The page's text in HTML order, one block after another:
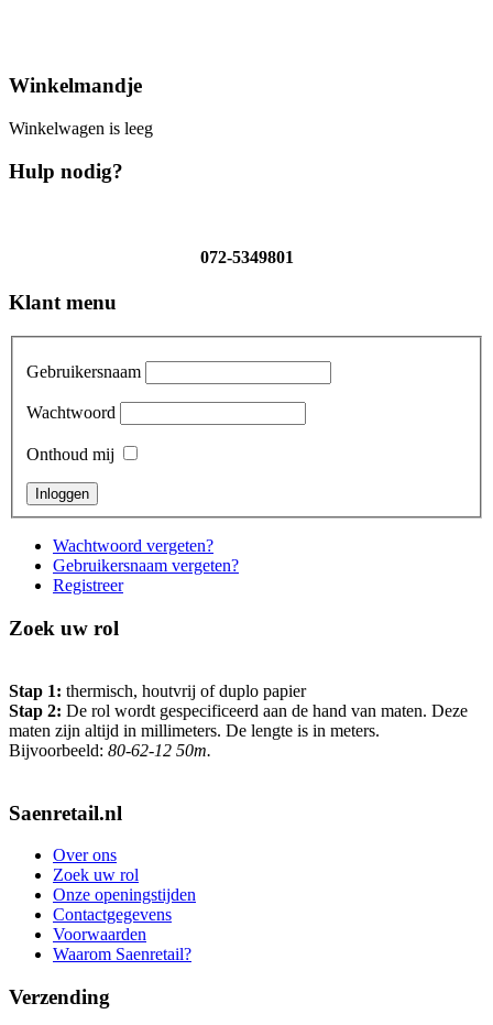
Winkelmandje
Winkelwagen is leeg
Hulp nodig?
072-5349801
Klant menu
Gebruikersnaam
Wachtwoord
Onthoud mij
Wachtwoord vergeten?
Gebruikersnaam vergeten?
Registreer
Zoek uw rol
Stap 1: thermisch, houtvrij of duplo papier
Stap 2: De rol wordt gespecificeerd aan de hand van maten. Deze
maten zijn altijd in millimeters. De lengte is in meters.
Bijvoorbeeld: 80-62-12 50m.
Saenretail.nl
Over ons
Zoek uw rol
Onze openingstijden
Contactgegevens
Voorwaarden
Waarom Saenretail?
Verzending